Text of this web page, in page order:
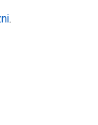
.